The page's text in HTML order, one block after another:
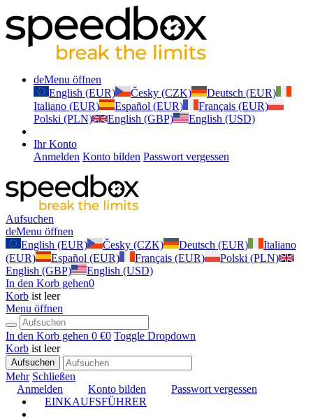
deMenu öffnen
English (EUR)
Česky (CZK)
Deutsch (EUR)
Italiano (EUR)
Español (EUR)
Français (EUR)
Polski (PLN)
English (GBP) English (USD)
Ihr Konto
Anmelden Konto bilden Passwort vergessen
Aufsuchen
deMenu öffnen
English (EUR)
Česky (CZK) Deutsch (EUR)
Italiano
(EUR)
Español (EUR) Français (EUR)
Polski (PLN)
English (GBP)
English (USD)
In den Korb gehen0
Korb ist leer
Menu öffnen
In den Korb gehen 0 €0 Toggle Dropdown
Korb ist leer
Aufsuchen
Mehr Schließen
Anmelden
Konto bilden
Passwort vergessen
EINKAUFSFÜHRER